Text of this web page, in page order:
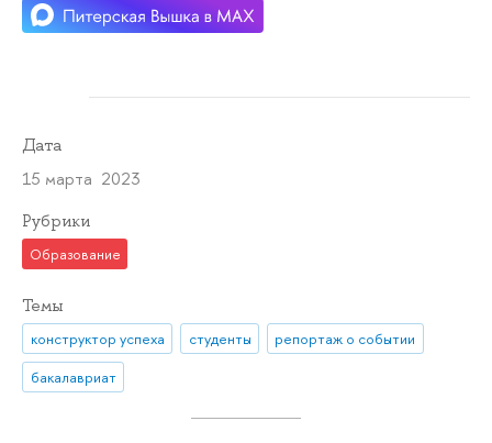
Дата
15 марта 2023
Рубрики
Образование
Темы
конструктор успеха студенты
репортаж о событии
бакалавриат